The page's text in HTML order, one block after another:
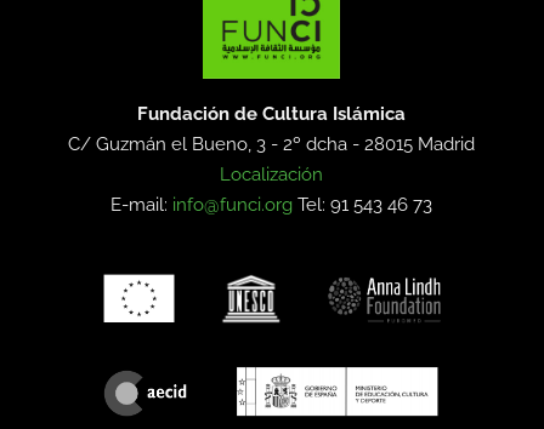
Fundación de Cultura Islámica
C/ Guzmán el Bueno, 3 - 2º dcha -28015 Madrid
Localización
E-mail: info@funci.org Tel: 91 543 46 73